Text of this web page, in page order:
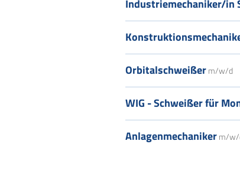
Industriemechaniker/in
Orbitalschweißerm/w/d
WIG - Schweißer für
Anlagenmechanikerm/